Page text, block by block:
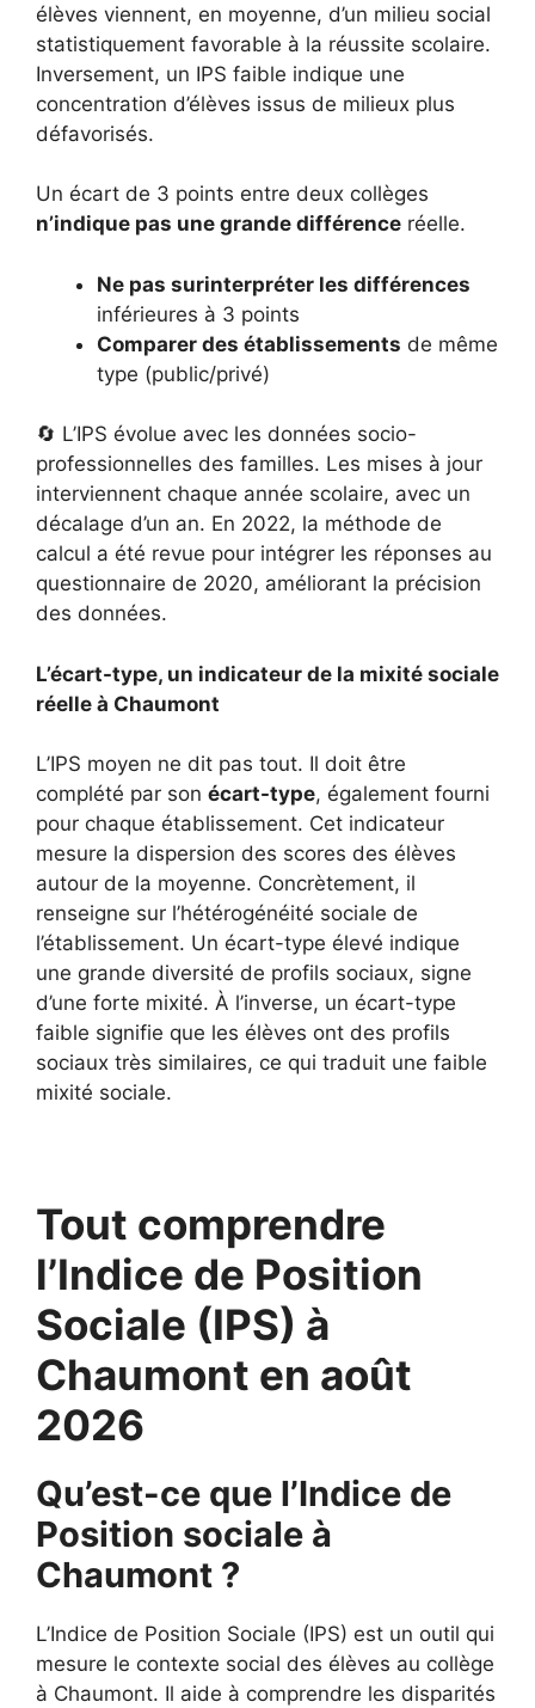
élèves viennent, en moyenne, d’un milieu social
statistiquement favorable à la réussite scolaire.
Inversement, un IPS faible indique une
concentration d’élèves issus de milieux plus
défavorisés.
Un écart de 3 points entre deux collèges
n’indique pas une grande différence réelle.
Ne pas surinterpréter les différences
inférieures à 3 points
Comparer des établissements de même
type (public/privé)
🔄 L’IPS évolue avec les données socio-
professionnelles des familles. Les mises à jour
interviennent chaque année scolaire, avec un
décalage d’un an. En 2022, la méthode de
calcul a été revue pour intégrer les réponses au
questionnaire de 2020, améliorant la précision
des données.
L’écart-type, un indicateur de la mixité sociale
réelle à Chaumont
L’IPS moyen ne dit pas tout. Il doit être
complété par son écart-type, également fourni
pour chaque établissement. Cet indicateur
mesure la dispersion des scores des élèves
autour de la moyenne. Concrètement, il
renseigne sur l’hétérogénéité sociale de
l’établissement. Un écart-type élevé indique
une grande diversité de profils sociaux, signe
d’une forte mixité. À l’inverse, un écart-type
faible signifie que les élèves ont des profils
sociaux très similaires, ce qui traduit une faible
mixité sociale.
Tout comprendre
l’Indice de Position
Sociale (IPS) à
Chaumont en août
2026
Qu’est-ce que l’Indice de
Position sociale à
Chaumont ?
L’Indice de Position Sociale (IPS) est un outil qui
mesure le contexte social des élèves au collège
à Chaumont. Il aide à comprendre les disparités